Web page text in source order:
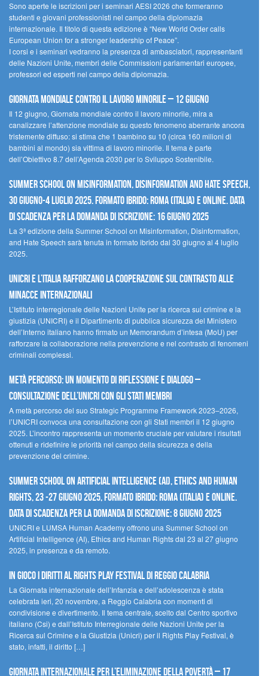
Sono aperte le iscrizioni per i seminari AESI 2026 che formeranno
studenti e giovani professionisti nel campo della diplomazia
internazionale. Il titolo di questa edizione è “New World Order calls
European Union for a stronger leadership of Peace”.
I corsi e i seminari vedranno la presenza di ambasciatori, rappresentanti
delle Nazioni Unite, membri delle Commissioni parlamentari europee,
professori ed esperti nel campo della diplomazia.
Giornata mondiale contro il lavoro minorile – 12 giugno
Il 12 giugno, Giornata mondiale contro il lavoro minorile, mira a
canalizzare l’attenzione mondiale su questo fenomeno aberrante ancora
tristemente diffuso: si stima che 1 bambino su 10 (circa 160 milioni di
bambini al mondo) sia vittima di lavoro minorile. Il tema è parte
dell’Obiettivo 8.7 dell’Agenda 2030 per lo Sviluppo Sostenibile.
Summer School on Misinformation, Disinformation and Hate Speech,
30 giugno-4 luglio 2025. Formato ibrido: Roma (Italia) e online. Data
di scadenza per la domanda di iscrizione: 16 giugno 2025
La 3ª edizione della Summer School on Misinformation, Disinformation,
and Hate Speech sarà tenuta in formato ibrido dal 30 giugno al 4 luglio
2025.
UNICRI e l’Italia rafforzano la cooperazione sul contrasto alle
minacce internazionali
L’Istituto interregionale delle Nazioni Unite per la ricerca sul crimine e la
giustizia (UNICRI) e il Dipartimento di pubblica sicurezza del Ministero
dell’Interno italiano hanno firmato un Memorandum d’intesa (MoU) per
rafforzare la collaborazione nella prevenzione e nel contrasto di fenomeni
criminali complessi.
Metà percorso: un momento di riflessione e dialogo –
Consultazione dell’UNICRI con gli Stati membri
A metà percorso del suo Strategic Programme Framework 2023–2026,
l’UNICRI convoca una consultazione con gli Stati membri il 12 giugno
2025. L’incontro rappresenta un momento cruciale per valutare i risultati
ottenuti e ridefinire le priorità nel campo della sicurezza e della
prevenzione del crimine.
Summer School on Artificial Intelligence (AI), Ethics and Human
Rights, 23 -27 giugno 2025, Formato Ibrido: Roma (Italia) e online.
Data di scadenza per la domanda di iscrizione: 8 giugno 2025
UNICRI e LUMSA Human Academy offrono una Summer School on
Artificial Intelligence (AI), Ethics and Human Rights dal 23 al 27 giugno
2025, in presenza e da remoto.
In gioco i diritti al Rights Play Festival di Reggio Calabria
La Giornata internazionale dell’Infanzia e dell’adolescenza è stata
celebrata ieri, 20 novembre, a Reggio Calabria con momenti di
condivisione e divertimento. Il tema centrale, scelto dal Centro sportivo
italiano (Csi) e dall’Istituto Interregionale delle Nazioni Unite per la
Ricerca sul Crimine e la Giustizia (Unicri) per il Rights Play Festival, è
stato, infatti, il diritto […]
Giornata internazionale per l’eliminazione della povertà – 17